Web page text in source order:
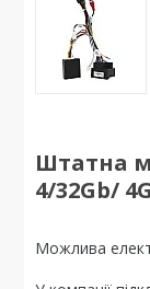
Штатна
4/32Gb/